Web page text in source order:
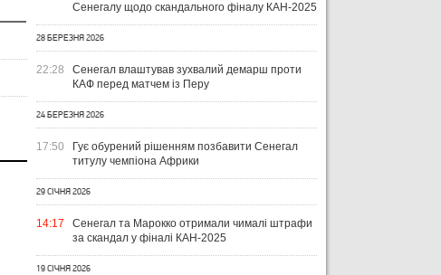
Сенегалу щодо скандального фіналу КАН-2025
28 БЕРЕЗНЯ 2026
22:28
Сенегал влаштував зухвалий демарш проти
КАФ перед матчем із Перу
24 БЕРЕЗНЯ 2026
17:50
Гує обурений рішенням позбавити Сенегал
титулу чемпіона Африки
29 СІЧНЯ 2026
14:17
Сенегал та Марокко отримали чималі штрафи
за скандал у фіналі КАН-2025
19 СІЧНЯ 2026